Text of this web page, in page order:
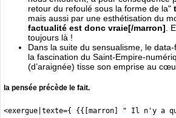
retour du refoulé sous la forme de la"
mais aussi par une esthétisation du
factualité est donc vraie[/marron] .
toujours là !
Dans la suite du sensualisme, le
la fascination du Saint-Empire-
(d’araignée) tisse son emprise au
la pensée précède le fait.
<exergue|texte={ {{[marron] " Il n'y a